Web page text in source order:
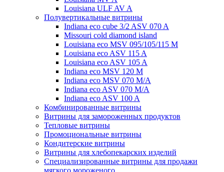
Louisiana ULF AV A
Полувертикальные витрины
Indiana eco cube 3/2 ASV 070 A
Missouri cold diamond island
Louisiana eco MSV 095/105/115 M
Louisiana eco ASV 115 A
Louisiana eco ASV 105 A
Indiana eco MSV 120 M
Indiana eco MSV 070 M/A
Indiana eco ASV 070 M/A
Indiana eco ASV 100 A
Комбинированные витрины
Витрины для замороженных продуктов
Тепловые витрины
Промоциональные витрины
Кондитерские витрины
Витрины для хлебопекарских изделий
Специализированные витрины для продажи
мягкого мороженого